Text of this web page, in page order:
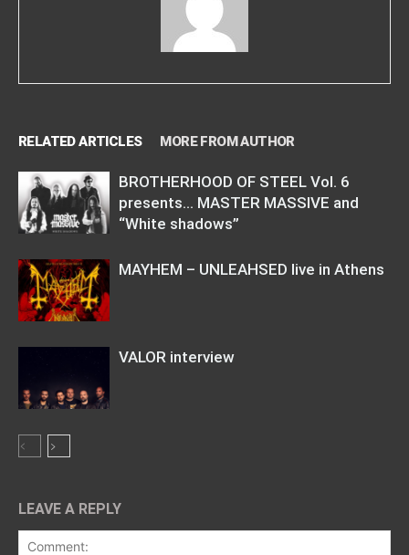
RELATED ARTICLES MORE FROM AUTHOR
BROTHERHOOD OF STEEL Vol. 6
presents… MASTER MASSIVE and
“White shadows”
MAYHEM – UNLEAHSED live in Athens
VALOR interview
LEAVE A REPLY